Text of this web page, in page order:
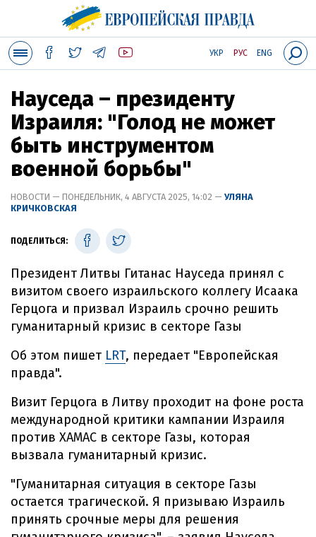
УКР РУС ENG
Науседа – президенту
Израиля: "Голод не может
быть инструментом
военной борьбы"
НОВОСТИ — ПОНЕДЕЛЬНИК, 4 АВГУСТА 2025, 14:02 — УЛЯНА
КРИЧКОВСКАЯ
ПОДЕЛИТЬСЯ:
Президент Литвы Гитанас Науседа принял с
визитом своего израильского коллегу Исаака
Герцога и призвал Израиль срочно решить
гуманитарный кризис в секторе Газы
Об этом пишет LRT, передает "Европейская
правда".
Визит Герцога в Литву проходит на фоне роста
международной критики кампании Израиля
против ХАМАС в секторе Газы, которая
вызвала гуманитарный кризис.
"Гуманитарная ситуация в секторе Газы
остается трагической. Я призываю Израиль
принять срочные меры для решения